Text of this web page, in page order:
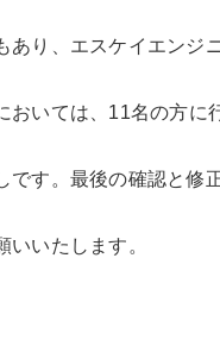
あり、エスケイエンジ
おいては、11名の方に
です。最後の確認と修
いいたします。